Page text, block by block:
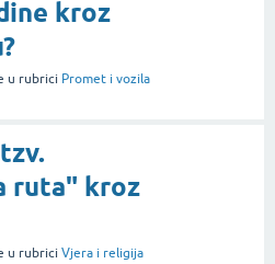
kroz
u rubrici Promet i vozila
ruta" kroz
u rubrici Vjera i religija